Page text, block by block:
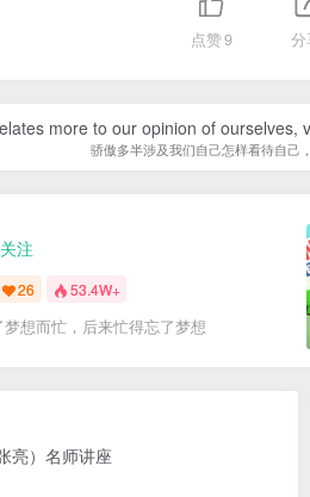
点赞9 分
more to our opinion of ourselves,
骄傲多半涉及我们自己怎样看待自己
关注
26 53.4W+
想而忙，后来忙得忘了梦想
亮）名师讲座